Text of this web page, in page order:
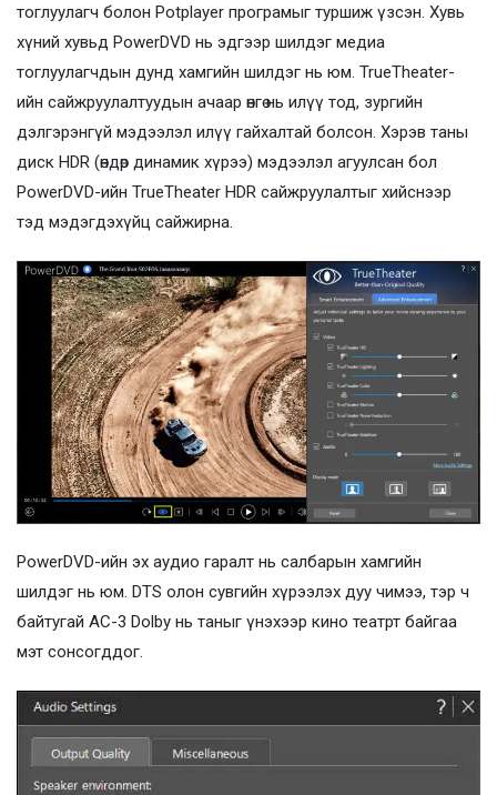
тоглуулагч болон Potplayer програмыг туршиж үзсэн. Хувь
хүний ​​​​хувьд PowerDVD нь эдгээр шилдэг медиа
тоглуулагчдын дунд хамгийн шилдэг нь юм. TrueTheater-
ийн сайжруулалтуудын ачаар өнгө нь илүү тод, зургийн
дэлгэрэнгүй мэдээлэл илүү гайхалтай болсон. Хэрэв таны
диск HDR (өндөр динамик хүрээ) мэдээлэл агуулсан бол
PowerDVD-ийн TrueTheater HDR сайжруулалтыг хийснээр
тэд мэдэгдэхүйц сайжирна.
PowerDVD-ийн эх аудио гаралт нь салбарын хамгийн
шилдэг нь юм. DTS олон сувгийн хүрээлэх дуу чимээ, тэр ч
байтугай AC-3 Dolby нь таныг үнэхээр кино театрт байгаа
мэт сонсогддог.